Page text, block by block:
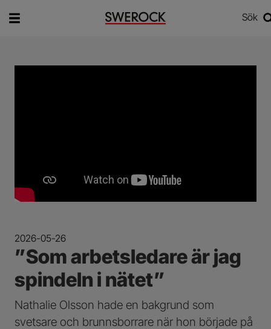
Sök
2026-05-26
”Som arbetsledare är jag
spindeln i nätet”
Nathalie Olsson hade en bakgrund som
svetsare och brunnsborrare när hon började på